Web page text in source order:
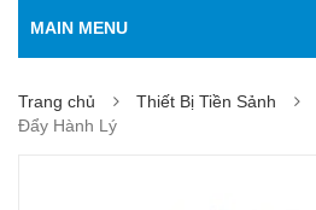
MAIN MENU
Trang chủ Thiết Bị Tiền Sảnh
Đẩy Hành Lý